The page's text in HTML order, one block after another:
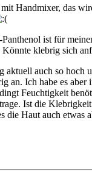
Handmixer, das
ist für
Könnte klebrig sich
aktuell auch so hoch
an. Ich habe es aber
Feuchtigkeit
Ist die
die Haut auch etwas